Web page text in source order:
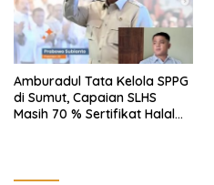
Amburadul Tata Kelola SPPG
di Sumut, Capaian SLHS
Masih 70 % Sertifikat Halal
Pemantau dan Pengawas